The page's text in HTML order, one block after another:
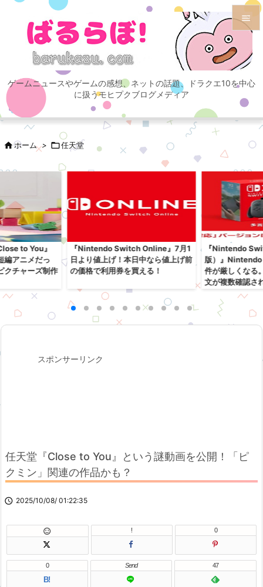
ゲームニュースやゲームの感想、ネットの話題、ドラクエ10を中心
に扱うモヒプクブログメディア

メニュ

サイド

次へ
ホーム > 任天堂
to You』
編アニメだっ
クチャーズ制作
『Nintendo Switch Online』7月1
日より値上げ！本日中なら値上げ前
の価格で利用券を買える！
『Nintendo
版）』
件が厳しくなる
文が複数確認さ
スポンサーリンク
任天堂『Close to You』という謎動画を公開！「ピ
クミン」関連の作品かも？
 2025/10/08/ 01:22:35
 ! 0
B!
0 Send 47